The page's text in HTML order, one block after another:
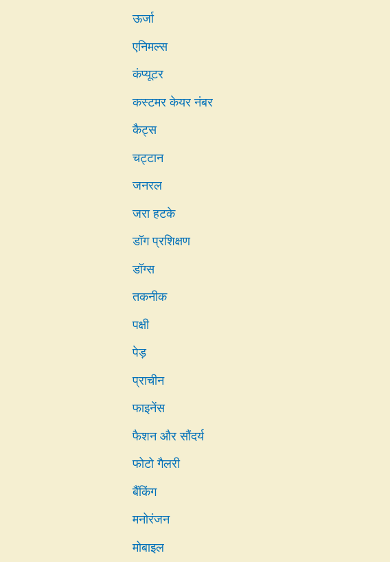
ऊर्जा
एनिमल्स
कंप्यूटर
कस्टमर केयर नंबर
कैट्स
चट्टान
जनरल
जरा हटके
डॉग प्रशिक्षण
डॉग्स
तकनीक
पक्षी
पेड़
प्राचीन
फाइनेंस
फैशन और सौंदर्य
फोटो गैलरी
बैंकिंग
मनोरंजन
मोबाइल